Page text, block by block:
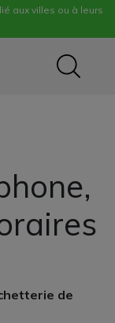
aux villes ou à leurs
de